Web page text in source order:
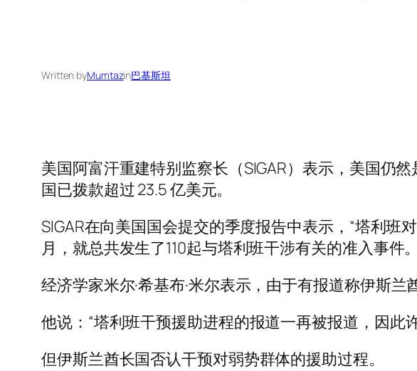
Written byMumtazin巴基斯坦
美国阿富汗重建特别监察长（SIGAR）表示，美国仍
国已拨款超过 23.5 亿美元。
SIGAR在向美国国会提交的季度报告中表示，“塔利
月，就总共发生了110起与塔利班干涉有关的准入事件
经济学家米尔·希基布·米尔表示，由于有报道称伊斯
他说：“塔利班干预援助进程的报道一再被报道，因此
但伊斯兰酋长国否认干预对弱势群体的援助过程。